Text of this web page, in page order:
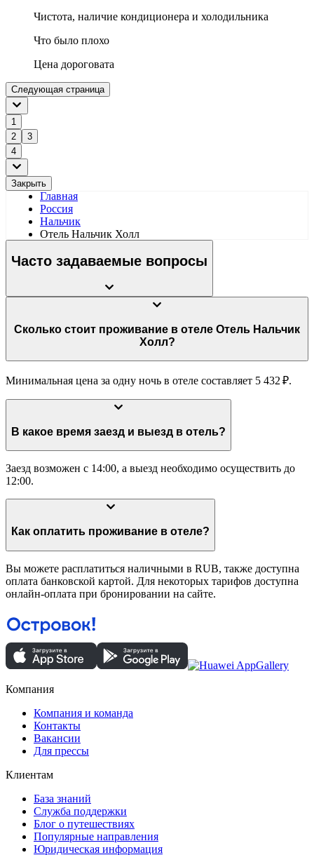
Чистота, наличие кондиционера и холодильника
Что было плохо
Цена дороговата
Следующая страница
1
2
3
4
Закрыть
Главная
Россия
Нальчик
Отель Нальчик Холл
Часто задаваемые вопросы
Сколько стоит проживание в отеле Отель Нальчик
Холл?
Минимальная цена за одну ночь в отеле составляет 5 432 ₽.
В какое время заезд и выезд в отель?
Заезд возможен с 14:00, а выезд необходимо осуществить до
12:00.
Как оплатить проживание в отеле?
Вы можете расплатиться наличными в RUB, также доступна
оплата банковской картой. Для некоторых тарифов доступна
онлайн-оплата при бронировании на сайте.
Компания
Компания и команда
Контакты
Вакансии
Для прессы
Клиентам
База знаний
Служба поддержки
Блог о путешествиях
Популярные направления
Юридическая информация